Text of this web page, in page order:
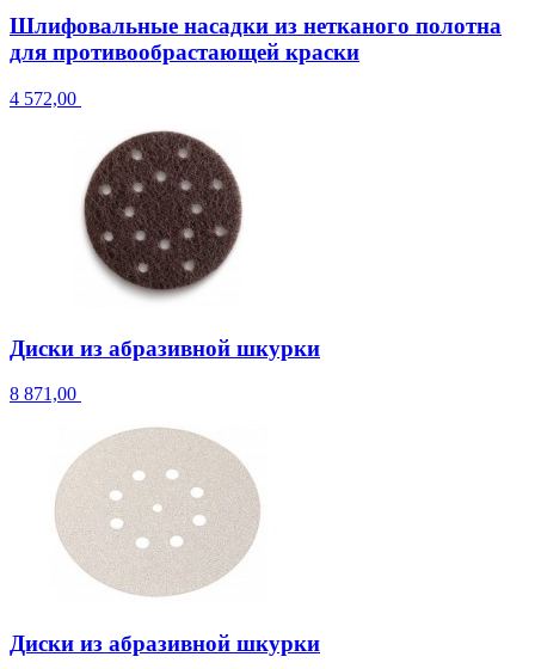
Шлифовальные насадки из нетканого полотна
для противообрастающей краски
4 572,00
Диски из абразивной шкурки
8 871,00
Диски из абразивной шкурки